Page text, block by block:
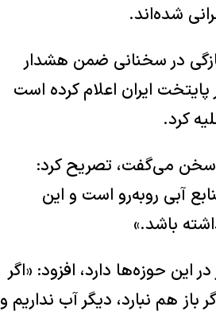
شده‌اند.
در سخنانی ضمن هشدار
ایران اعلام کرده است
کرد.
سخن می‌گفت، تصریح کرد:
آبی روبه‌رو است و این
باشد.»
این حوزه‌ها دارد، افزود: «اگر
باز هم نبارد، دیگر آب نداریم و